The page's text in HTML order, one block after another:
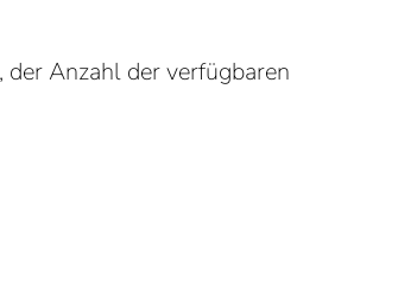
der Anzahl der verfügbaren